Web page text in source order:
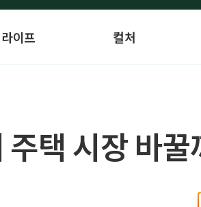
라이프 컬처
택 시장 바꿀